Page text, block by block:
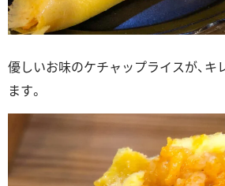
優しいお味のケチャップライスが、キ
ます。